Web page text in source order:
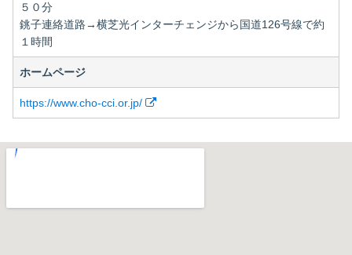
５０分
銚子連絡道路→横芝光インターチェンジから国道126号線で約
１時間
ホームページ
https://www.cho-cci.or.jp/